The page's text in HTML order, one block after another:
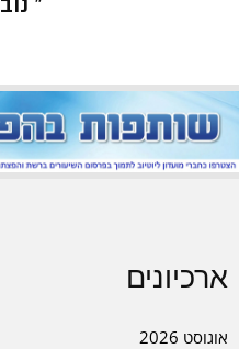
ארכיונים
אוגוסט 2026